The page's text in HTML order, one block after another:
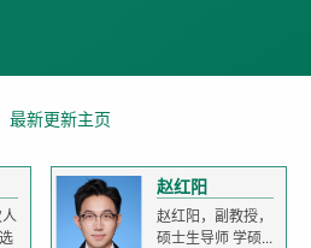
最新更新主页
赵红阳
赵红阳，副教授，
硕士生导师 学硕...